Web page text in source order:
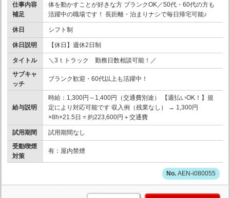
仕事内容
補足
体を動かすことが好きな方 ブランクOK／50代・60代の方も
活躍中の職場です！ 長距離・泊まりナシで毎日帰宅可能♪
休日 シフト制
休日説明 【休日】週休2日制
タイトル
＼3ｔトラック 勤務日数相談可能！／
サブキャ
ッチ
ブランク歓迎・60代以上も活躍中！
給与説明
時給：1,300円～1,400円（交通費別途） 【週払いOK！】規
定により対応可能です 収入例（残業なし） → 1,300円
×8h×21.5日 = 約223,600円＋交通費
試用期間
試用期間なし
受動喫煙
対策
有：屋内禁煙
AEN-i080055